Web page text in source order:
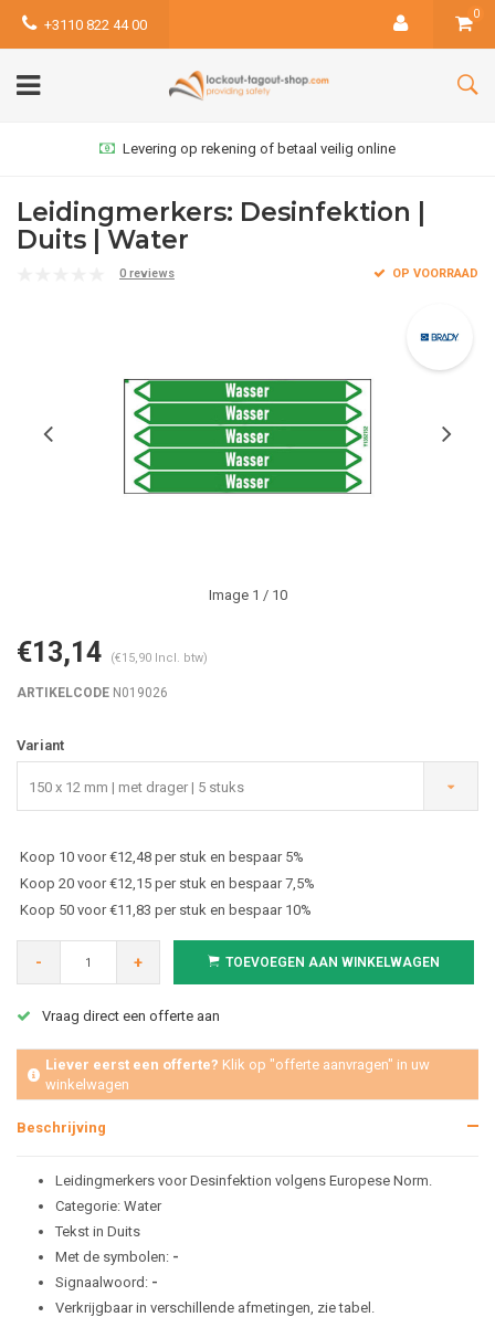
+3110 822 44 00
0
Levering op rekening of betaal veilig online
Leidingmerkers: Desinfektion |
Duits | Water
0 reviews OP VOORRAAD
Image 1 / 10
€13,14 (€15,90 Incl. btw)
ARTIKELCODE N019026
Variant
150 x 12 mm | met drager | 5 stuks
Koop 10 voor €12,48 per stuk en bespaar 5%
Koop 20 voor €12,15 per stuk en bespaar 7,5%
Koop 50 voor €11,83 per stuk en bespaar 10%
- + TOEVOEGEN AAN WINKELWAGEN
Vraag direct een offerte aan
Liever eerst een offerte? Klik op "offerte aanvragen" in uw
winkelwagen
Beschrijving
Leidingmerkers voor Desinfektion volgens Europese Norm.
Categorie: Water
Tekst in Duits
Met de symbolen: -
Signaalwoord: -
Verkrijgbaar in verschillende afmetingen, zie tabel.